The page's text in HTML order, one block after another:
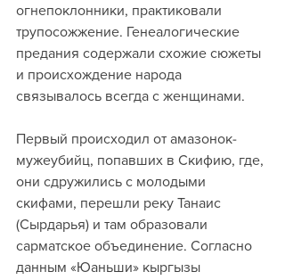
огнепоклонники, практиковали
трупосожжение. Генеалогические
предания содержали схожие сюжеты
и происхождение народа
связывалось всегда с женщинами.
Первый происходил от амазонок-
мужеубийц, попавших в Скифию, где,
они сдружились с молодыми
скифами, перешли реку Танаис
(Сырдарья) и там образовали
сарматское объединение. Согласно
данным «Юаньши» кыргызы